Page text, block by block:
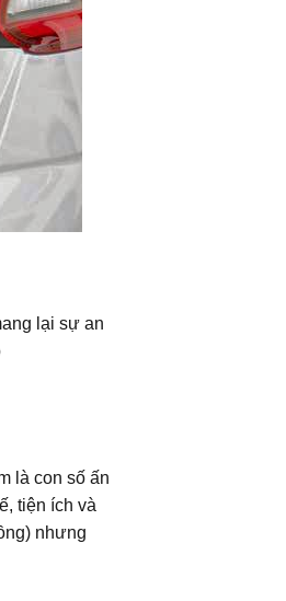
lại sự an
là con số ấn
tiện ích và
nhưng